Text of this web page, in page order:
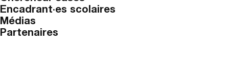
Encadrant·es scolaires
Médias
Partenaires